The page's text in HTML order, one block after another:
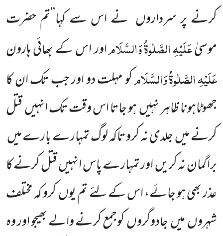
کرنے پر سرداروں نے اس سے کہا’’تم حضرت
موسیٰعَلَیْہِالصَّلٰوۃُوَالسَّلَاماور اس کے بھائی ہارون
عَلَیْہِالصَّلٰوۃُوَالسَّلَامکو مہلت دو اور جب تک ان کا
جھوٹاہونا ظاہر نہیں ہو جاتا اس وقت تک انہیں قتل
کرنے میں جلدی نہ کرو تاکہ لوگ تمہارے بارے میں
برا گمان نہ کریں اور تمہارے پاس انہیں قتل کرنے کا
عذر بھی ہو جائے، اس کے لئے تم یوں کرو کہ مختلف
شہروں میں جادوگروں کوجمع کرنے والے بھیجو اور وہ